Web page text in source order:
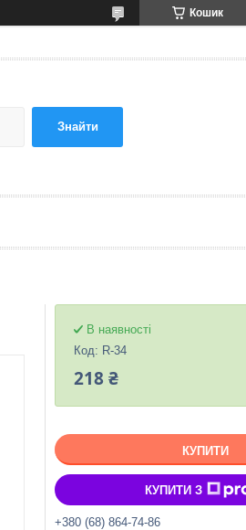
Кошик
Знайти
В наявності
Код: R-34
218 ₴
КУПИТИ
КУПИТИ З
+380 (68) 864-74-86